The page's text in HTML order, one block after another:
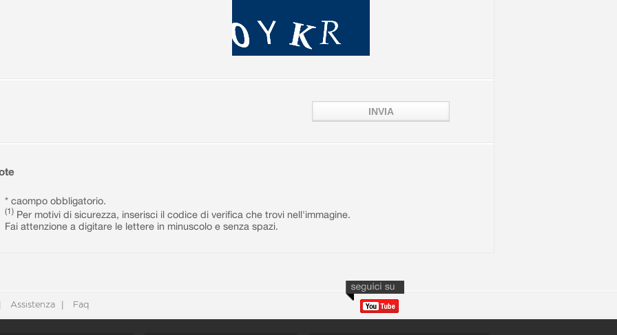
* caompo obbligatorio.
(1) Per motivi di sicurezza, inserisci il codice di verifica che trovi nell'immagine.
Fai attenzione a digitare le lettere in minuscolo e senza spazi.
Assistenza Faq